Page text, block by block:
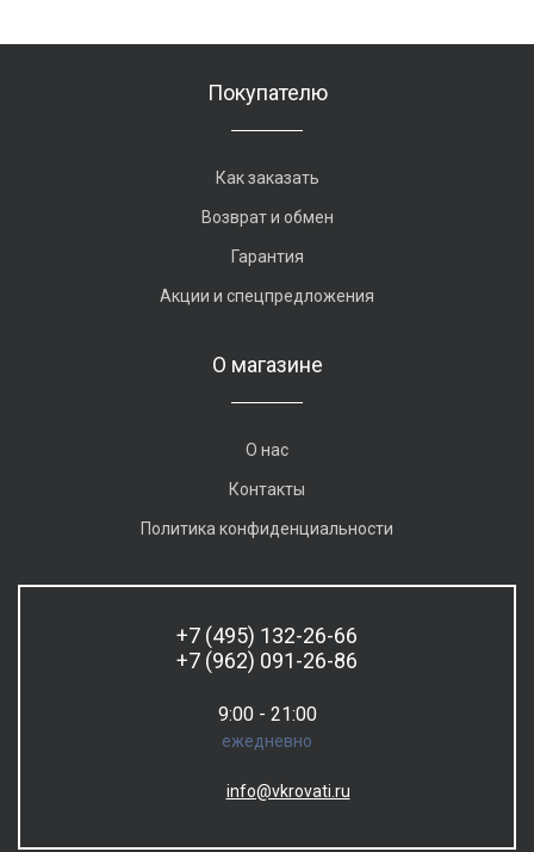
Покупателю
Как заказать
Возврат и обмен
Гарантия
Акции и спецпредложения
О магазине
О нас
Контакты
Политика конфиденциальности
+7 (495) 132-26-66
+7 (962) 091-26-86
9:00 - 21:00
ежедневно
info@vkrovati.ru